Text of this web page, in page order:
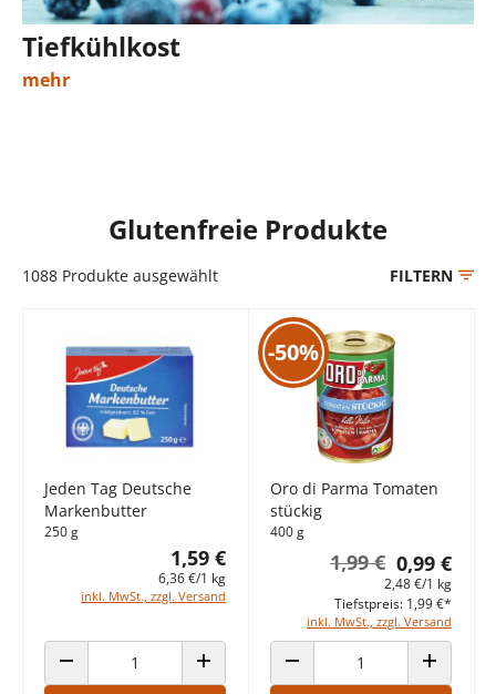
Tiefkühlkost
mehr
Glutenfreie Produkte
1088 Produkte ausgewählt FILTERN
Jeden Tag Deutsche
Markenbutter
250 g
1,59 €
6,36 €/1 kg
inkl. MwSt., zzgl. Versand
ANZAHL VERRINGERN ANZAHL ERHÖHEN
-50%
Oro di Parma Tomaten
stückig
400 g
0,99 €
1,99 €
2,48 €/1 kg
inkl. MwSt., zzgl. Versand
Tiefstpreis: 1,99 €*
ANZAHL VERRINGERN ANZAHL